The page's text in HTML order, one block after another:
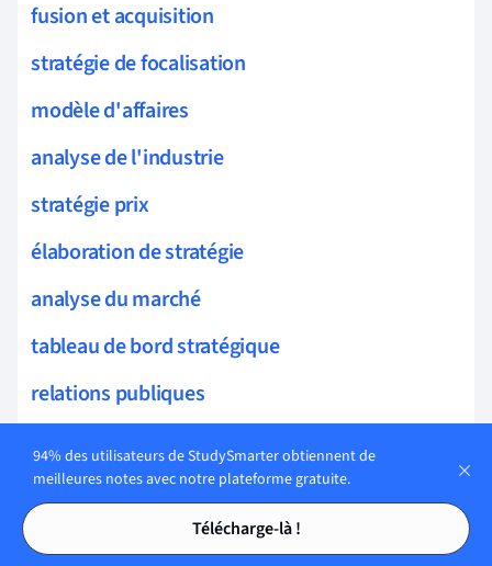
Tables des matières
Tables des matières
fusion et acquisition
stratégie de focalisation
modèle d'affaires
analyse de l'industrie
stratégie prix
élaboration de stratégie
analyse du marché
tableau de bord stratégique
relations publiques
Communication et Marketing
psychologie du consommateur
94% des utilisateurs de StudySmarter obtiennent de
meilleures notes avec notre plateforme gratuite.
Télécharge-là !